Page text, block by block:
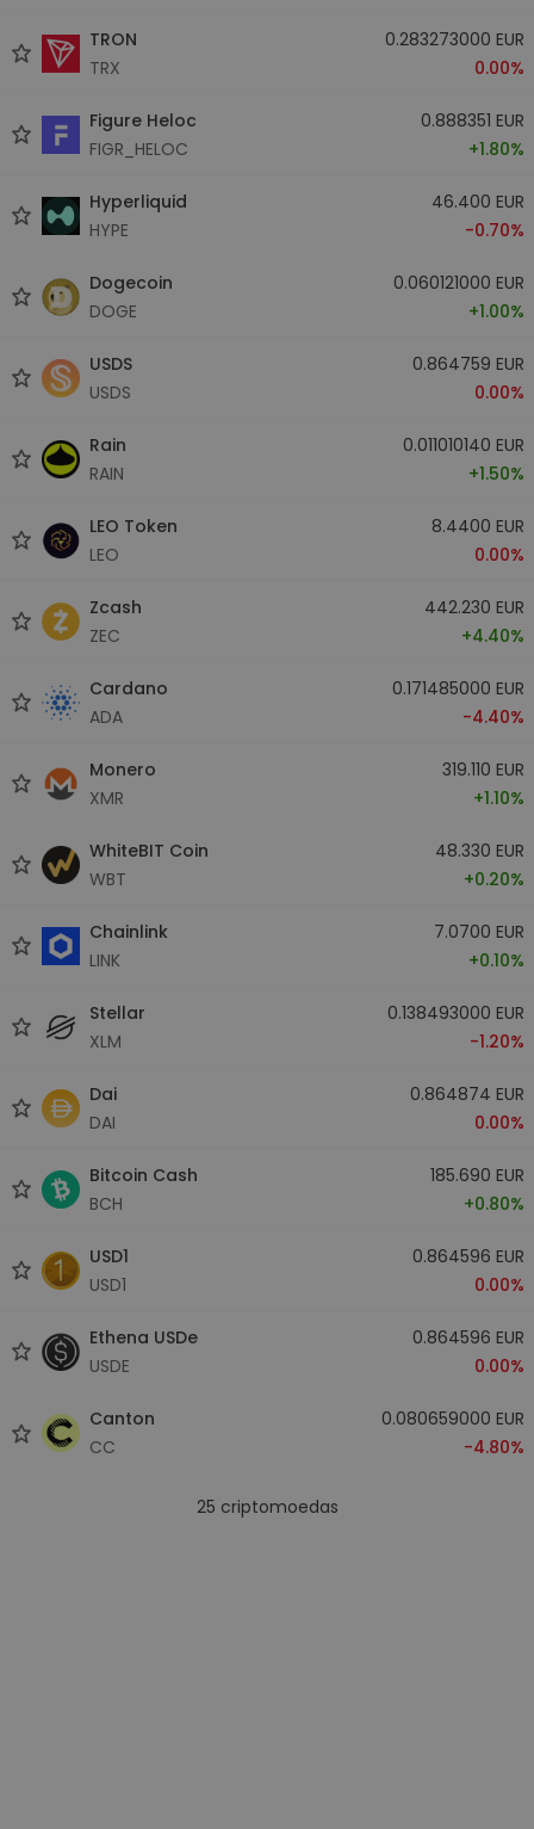
TRON
TRX
0.283273000 EUR
0.00%
Figure Heloc
FIGR_HELOC
0.888351 EUR
+1.80%
Hyperliquid
HYPE
46.400 EUR
-0.70%
Dogecoin
DOGE
0.060121000 EUR
+1.00%
USDS
USDS
0.864759 EUR
0.00%
Rain
RAIN
0.011010140 EUR
+1.50%
LEO Token
LEO
8.4400 EUR
0.00%
Zcash
ZEC
442.230 EUR
+4.40%
Cardano
ADA
0.171485000 EUR
-4.40%
Monero
XMR
319.110 EUR
+1.10%
WhiteBIT Coin
WBT
48.330 EUR
+0.20%
Chainlink
LINK
7.0700 EUR
+0.10%
Stellar
XLM
0.138493000 EUR
-1.20%
Dai
DAI
0.864874 EUR
0.00%
Bitcoin Cash
BCH
185.690 EUR
+0.80%
USD1
USD1
0.864596 EUR
0.00%
Ethena USDe
USDE
0.864596 EUR
0.00%
Canton
CC
0.080659000 EUR
-4.80%
25 criptomoedas